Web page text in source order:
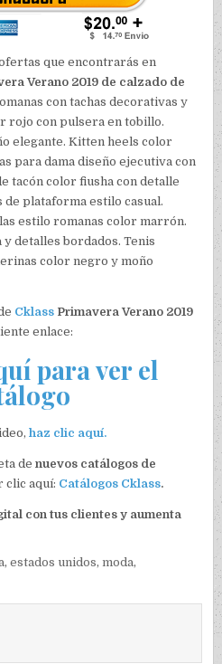
que encontrarás en
Verano 2019 de calzado de
con tachas decorativas y
rojo con pulsera en tobillo.
elegante. Kitten heels color
para dama diseño ejecutiva con
tacón color fiusha con detalle
plataforma estilo casual.
estilo romanas color marrón.
detalles bordados. Tenis
color negro y moño
Cklass Primavera Verano 2019
enlace:
para ver el
haz clic aquí.
denuevos catálogos de
clic aquí: Catálogos Cklass.
con tus clientes y aumenta
,estados unidos, moda,